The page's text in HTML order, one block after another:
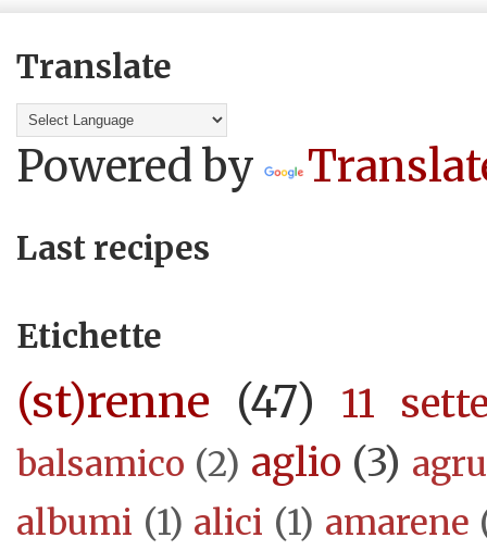
Translate
Powered by
Last recipes
Etichette
(st)renne (47) 11
balsamico (2) aglio (3)
albumi (1) alici (1) amarene